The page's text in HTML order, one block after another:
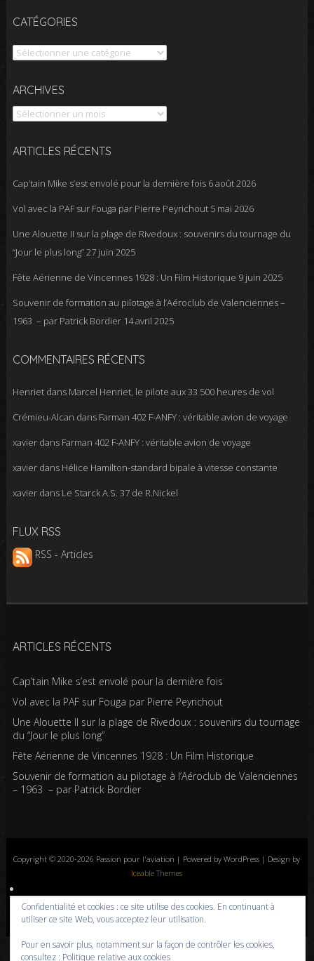
CATÉGORIES
Catégories
ARCHIVES
Archives
ARTICLES RÉCENTS
Cap’tain Mike s’est envolé pour la dernière fois 6 août 2026
Vol avec la PAF sur Fouga par Pierre Peyrichout 5 mai 2026
Une Alouette II sur la plage de Rivedoux : souvenirs du tournage du
“Jour le plus long”27 juin 2025
Fête Aérienne de Vincennes 1928 : Un Film Historique 9 juin 2025
Souvenir de formation au pilotage à l’Aéroclub de Valenciennes –
1963 – par Patrick Bordier 14 avril 2025
COMMENTAIRES RÉCENTS
Henrietdans Marcel Henriet, le pilote aux 33 500 heures de vol
Crémieu-Alcan dans Farman 402 F-ANFY : véritable avion de voyage
xavierdans Farman 402 F-ANFY : véritable avion de voyage
xavierdans Hélice Hamilton-standard bipale à vitesse constante
xavierdans Le Starck A.S. 37 de R.Nickel
FLUX RSS
RSS - Articles
ARTICLES RÉCENTS
Cap’tain Mike s’est envolé pour la dernière fois
Vol avec la PAF sur Fouga par Pierre Peyrichout
Une Alouette II sur la plage de Rivedoux : souvenirs du tournage
du “Jour le plus long”
Fête Aérienne de Vincennes 1928 : Un Film Historique
Souvenir de formation au pilotage à l’Aéroclub de Valenciennes
– 1963 – par Patrick Bordier
Copyright © 2020-2026 Passion pour l'aviation | Powered by WordPress | Design by
Iceable Themes
Accueil Blog Albums photos Histoires de l’aviation
Contrôle aérien
Livres
Liens Contact Politique de confidentialité
Confidentialité et cookies : ce site utilise des cookies. En continuant à
utiliser ce site Web, vous acceptez leur utilisation.
Pour en savoir plus, notamment sur la façon de contrôler les cookies,
consultez : Politique relative aux cookies